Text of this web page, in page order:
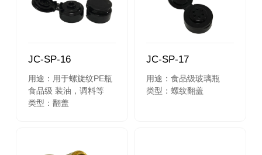
JC-SP-16
用途：用于螺旋纹PE瓶
食品级 装油，调料等
类型：翻盖
JC-SP-17
用途：食品级玻璃瓶
类型：螺纹翻盖